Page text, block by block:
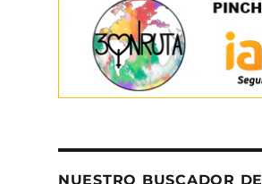
NUESTRO BUSCADOR DE